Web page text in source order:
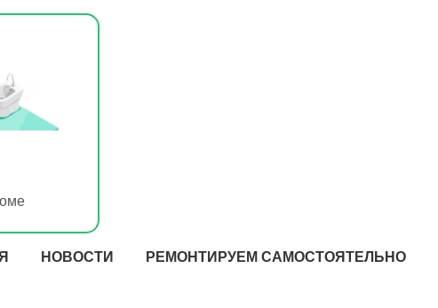
НОВОСТИ РЕМОНТИРУЕМ САМОСТОЯТЕЛЬНО